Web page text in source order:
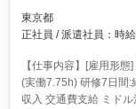
東京都
正社員 / 派遣社員：時
【仕事内容】[雇用形
(実働7.75h) 研修7日間:
収入 交通費支給 ミド